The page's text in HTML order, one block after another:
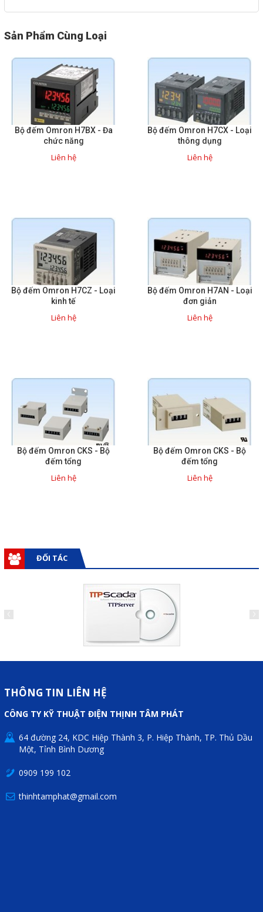
Sản Phẩm Cùng Loại
Bộ đếm Omron H7BX - Đa
chức năng
Liên hệ
Bộ đếm Omron H7CX - Loại
thông dụng
Liên hệ
Bộ đếm Omron H7CZ - Loại
kinh tế
Liên hệ
Bộ đếm Omron H7AN - Loại
đơn giản
Liên hệ
Bộ đếm Omron CKS - Bộ
đếm tổng
Liên hệ
Bộ đếm Omron CKS - Bộ
đếm tổng
Liên hệ
ĐỐI TÁC
THÔNG TIN LIÊN HỆ
CÔNG TY KỸ THUẬT ĐIỆN THỊNH TÂM PHÁT
64 đường 24, KDC Hiệp Thành 3, P. Hiệp Thành, TP. Thủ Dầu
Một, Tỉnh Bình Dương
0909 199 102
thinhtamphat@gmail.com
Sửa chữa biến tần
Sửa chữa PLC
Sửa Bộ điều khiển Servo, Bộ
điều khiển motor bước
Sửa chữa bộ nguồn
Sửa motor - Quấn motor
Sửa Cân Điện Tử
Lập trình hệ thống Scada
Lập trình hệ thống Servo
Crack password PLC
Crack password HMI
Lấy Chương Trình HMI
Đóng
TRÊN MẠNG XÃ HỘI
Twitter
COPYRIGHT 2018. ALL RIGHTS RESERVED